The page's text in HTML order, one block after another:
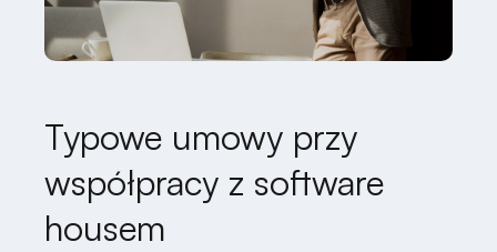
Typowe umowy przy
współpracy z software
housem